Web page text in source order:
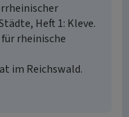
Heft 1: Kleve.
rheinische
im Reichswald.